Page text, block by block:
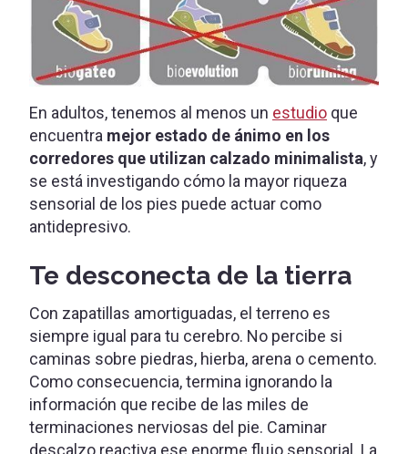
En adultos, tenemos al menos un estudio que
encuentra mejor estado de ánimo en los
corredores que utilizan calzado minimalista, y
se está investigando cómo la mayor riqueza
sensorial de los pies puede actuar como
antidepresivo.
Te desconecta de la tierra
Con zapatillas amortiguadas, el terreno es
siempre igual para tu cerebro. No percibe si
caminas sobre piedras, hierba, arena o cemento.
Como consecuencia, termina ignorando la
información que recibe de las miles de
terminaciones nerviosas del pie. Caminar
descalzo reactiva ese enorme flujo sensorial. La